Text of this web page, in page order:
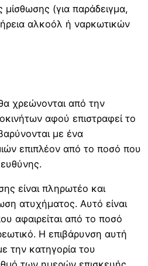
(για παράδειγμα,
αλκοόλ ή ναρκωτικών
χρεώνονται από την
αφού επιστραφεί το
με ένα
επιπλέον από το ποσό που
είναι πληρωτέο και
ατυχήματος. Αυτό είναι
αφαιρείται από το ποσό
Η επιβάρυνση αυτή
την κατηγορία του